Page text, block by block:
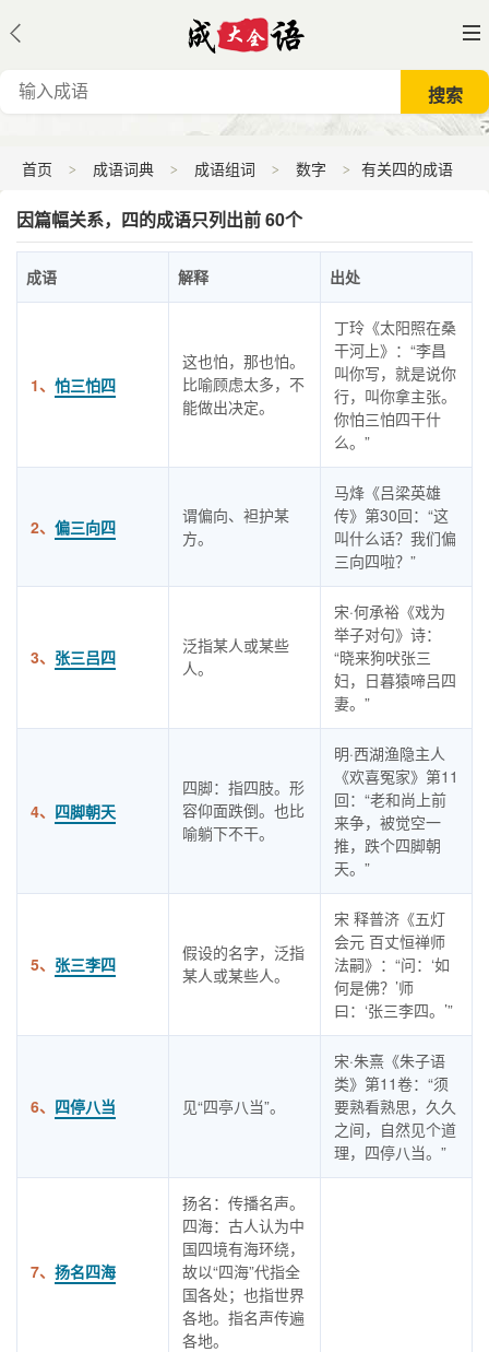
首页 成语词典 成语组词 数字 有关四的成语
因篇幅关系，四的成语只列出前 60个
成语 解释 出处
1、 怕三怕四
这也怕，那也怕。
比喻顾虑太多，不
能做出决定。
丁玲《太阳照在桑
干河上》：“李昌
叫你写，就是说你
行，叫你拿主张。
你怕三怕四干什
么。”
2、 偏三向四
谓偏向、袒护某
方。
马烽《吕梁英雄
传》第30回：“这
叫什么话？我们偏
三向四啦？”
3、 张三吕四
泛指某人或某些
人。
宋·何承裕《戏为
举子对句》诗：
“晓来狗吠张三
妇，日暮猿啼吕四
妻。”
4、 四脚朝天
四脚：指四肢。形
容仰面跌倒。也比
喻躺下不干。
明·西湖渔隐主人
《欢喜冤家》第11
回：“老和尚上前
来争，被觉空一
推，跌个四脚朝
天。”
5、 张三李四
假设的名字，泛指
某人或某些人。
宋 释普济《五灯
会元 百丈恒禅师
法嗣》：“问：‘如
何是佛？’师
曰：‘张三李四。’”
6、 四停八当 见“四亭八当”。
宋·朱熹《朱子语
类》第11卷：“须
要熟看熟思，久久
之间，自然见个道
理，四停八当。”
7、 扬名四海
扬名：传播名声。
四海：古人认为中
国四境有海环绕，
故以“四海”代指全
国各处；也指世界
各地。指名声传遍
各地。